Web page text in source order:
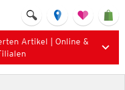
Artikel | Online &